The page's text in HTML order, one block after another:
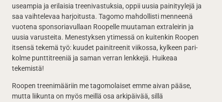
useampia ja erilaisia treenivastuksia, oppii uusia painityylejä ja
saa vaihtelevaa harjoitusta. Tagomo mahdollisti menneenä
vuotena sponsoriavullaan Roopelle muutaman extraleirin ja
uusia varusteita. Menestyksen ytimessä on kuitenkin Roopen
itsensä tekemä työ: kuudet painitreenit viikossa, kylkeen pari-
kolme punttitreeniä ja saman verran lenkkejä. Huikeaa
tekemistä!
Roopen treenimääriin me tagomolaiset emme aivan pääse,
mutta liikunta on myös meillä osa arkipäivää, sillä